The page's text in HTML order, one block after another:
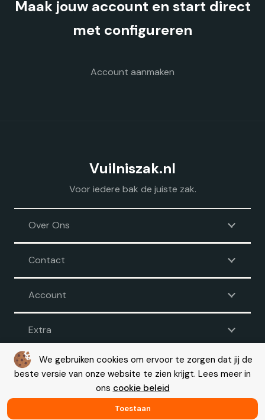
We gebruiken cookies om ervoor te zorgen dat jij de
beste versie van onze website te zien krijgt. Lees meer in
ons cookie beleid
Toestaan
worden
Maak jouw account en start direct
met configureren
Account aanmaken
Vuilniszak.nl
Voor iedere bak de juiste zak.
Over Ons
Contact
Account
Extra
Voorwaarden|Disclaimer| Privacy| Cookie beleid
© Copyright 2026 – Vuilniszak.nl |Webdesign by Yooker
with 💙